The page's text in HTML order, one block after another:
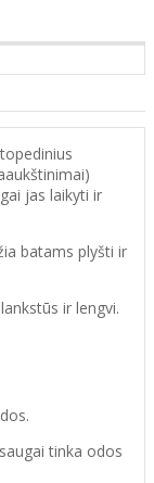
jas laikyti ir
batams plyšti ir
ir lengvi.
tinka odos